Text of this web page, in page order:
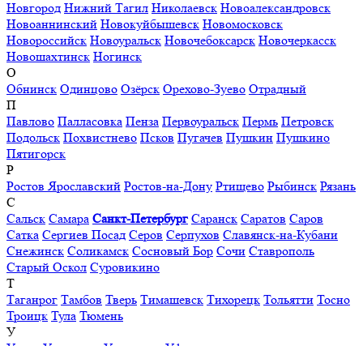
Новгород Нижний Тагил Николаевск Новоалександровск
Новоаннинский Новокуйбышевск Новомосковск
Новороссийск Новоуральск Новочебоксарск Новочеркасск
Новошахтинск Ногинск
О
Обнинск Одинцово Озёрск Орехово-Зуево Отрадный
П
Павлово Палласовка Пенза Первоуральск Пермь Петровск
Подольск Похвистнево Псков Пугачев Пушкин Пушкино
Пятигорск
Р
Ростов Ярославский Ростов-на-Дону Ртищево Рыбинск Рязань
С
Сальск Самара Санкт-Петербург Саранск Саратов Саров
Сатка Сергиев Посад Серов Серпухов Славянск-на-Кубани
Снежинск Соликамск Сосновый Бор Сочи Ставрополь
Старый Оскол Суровикино
Т
Таганрог Тамбов Тверь Тимашевск Тихорецк Тольятти Тосно
Троицк Тула Тюмень
У